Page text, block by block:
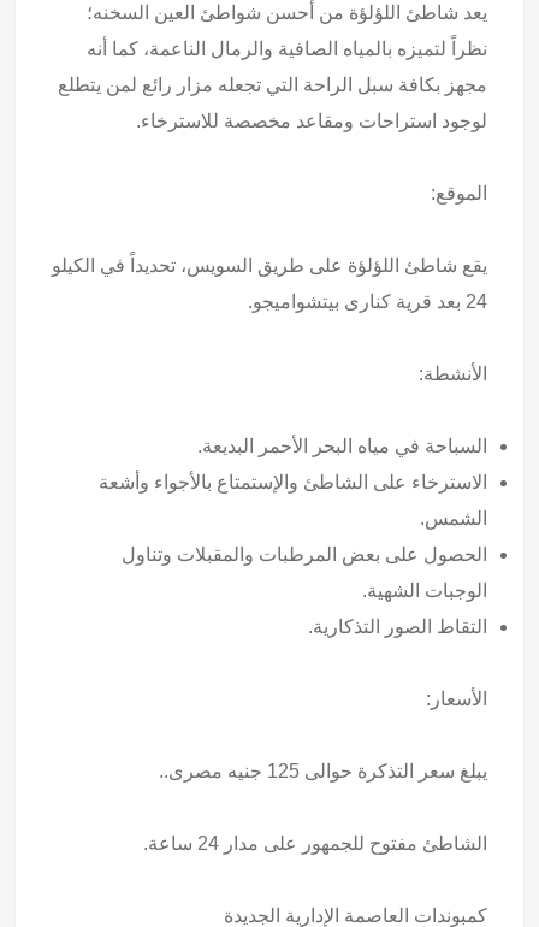
يعد شاطئ اللؤلؤة من أحسن شواطئ العين السخنه؛
نظراً لتميزه بالمياه الصافية والرمال الناعمة، كما أنه
مجهز بكافة سبل الراحة التي تجعله مزار رائع لمن يتطلع
لوجود استراحات ومقاعد مخصصة للاسترخاء.
الموقع:
يقع شاطئ اللؤلؤة على طريق السويس، تحديداً في الكيلو
24 بعد قرية كنارى بيتشواميجو.
الأنشطة:
السباحة في مياه البحر الأحمر البديعة.
الاسترخاء على الشاطئ والإستمتاع بالأجواء وأشعة
الشمس.
الحصول على بعض المرطبات والمقبلات وتناول
الوجبات الشهية.
التقاط الصور التذكارية.
الأسعار:
يبلغ سعر التذكرة حوالى 125 جنيه مصرى..
الشاطئ مفتوح للجمهور على مدار 24 ساعة.
كمبوندات العاصمة الإدارية الجديدة